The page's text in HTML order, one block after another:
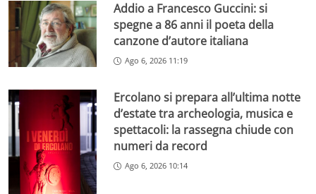
Addio a Francesco Guccini: si
spegne a 86 anni il poeta della
canzone d’autore italiana
Ago 6, 2026 11:19
Ercolano si prepara all’ultima notte
d’estate tra archeologia, musica e
spettacoli: la rassegna chiude con
numeri da record
Ago 6, 2026 10:14